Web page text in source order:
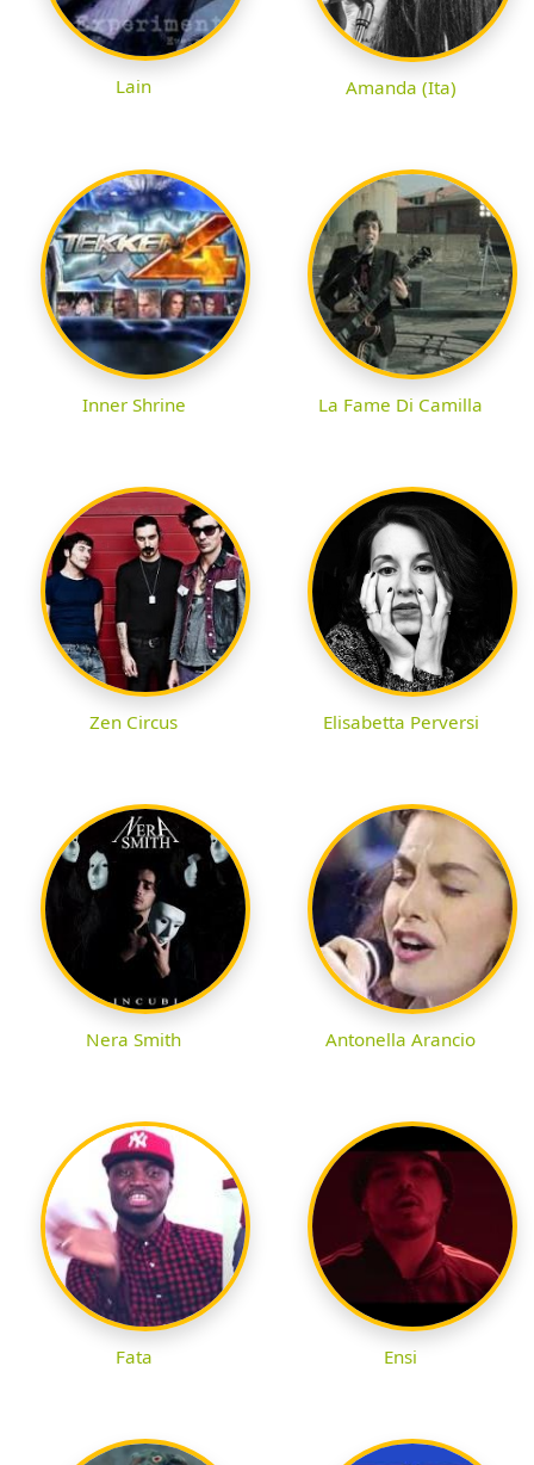
Lain Amanda (Ita)
Inner Shrine La Fame Di Camilla
Zen Circus Elisabetta Perversi
Nera Smith Antonella Arancio
Fata Ensi